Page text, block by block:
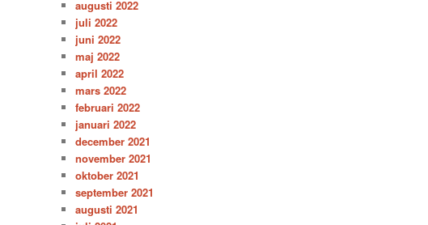
augusti 2022
juli 2022
juni 2022
maj 2022
april 2022
mars 2022
februari 2022
januari 2022
december 2021
november 2021
oktober 2021
september 2021
augusti 2021